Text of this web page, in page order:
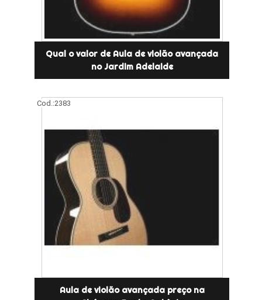
Qual o valor de Aula de violão avançada
no Jardim Adelaide
Cod.:2383
Aula de violão avançada preço na